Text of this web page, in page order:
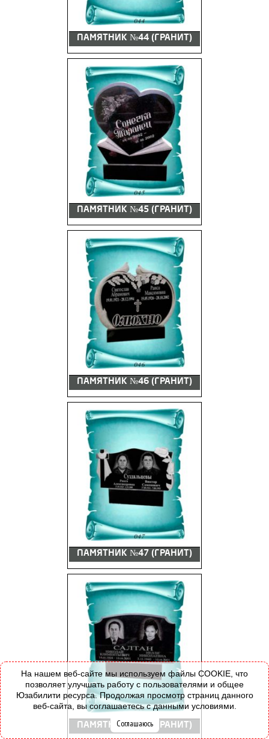
ПАМЯТНИК №44 (ГРАНИТ)
ПАМЯТНИК №45 (ГРАНИТ)
ПАМЯТНИК №46 (ГРАНИТ)
ПАМЯТНИК №47 (ГРАНИТ)
ПАМЯТНИК №48 (ГРАНИТ)
На нашем веб-сайте мы используем файлы COOKIE, что
позволяет улучшать работу с пользователями и общее
Юзабилити ресурса. Продолжая просмотр страниц данного
веб-сайта, вы соглашаетесь с данными условиями.
Соглашаюсь